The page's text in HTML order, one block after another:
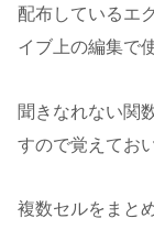
配布しているエ
イブ上の編集で
聞きなれない関
すので覚えてお
複数セルをまと